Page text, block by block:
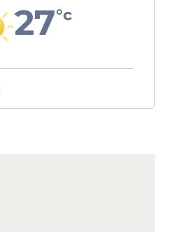
27°c